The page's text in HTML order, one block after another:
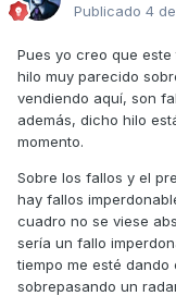
Publicado 4
Pues yo creo que
hilo muy parecido
vendiendo aquí, son
además, dicho hilo
momento.
Sobre los fallos y el
hay fallos
cuadro no se viese
sería un fallo
tiempo me esté
sobrepasando un